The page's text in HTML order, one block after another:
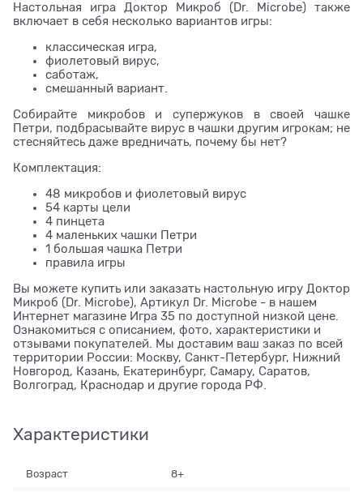
Настольная игра Доктор Микроб (Dr. Microbe) также
включает в себя несколько вариантов игры:
классическая игра,
фиолетовый вирус,
саботаж,
смешанный вариант.
Собирайте микробов и супержуков в своей чашке
Петри, подбрасывайте вирус в чашки другим игрокам; не
стесняйтесь даже вредничать, почему бы нет?
Комплектация:
48 микробов и фиолетовый вирус
54 карты цели
4 пинцета
4 маленьких чашки Петри
1 большая чашка Петри
правила игры
Вы можете купить или заказать настольную игру Доктор
Микроб (Dr. Microbe), Артикул Dr. Microbe - в нашем
Интернет магазине Игра 35 по доступной низкой цене.
Ознакомиться с описанием, фото, характеристики и
отзывами покупателей. Мы доставим ваш заказ по всей
территории России: Москву, Санкт-Петербург, Нижний
Новгород, Казань, Екатеринбург, Самару, Саратов,
Волгоград, Краснодар и другие города РФ.
Характеристики
Возраст 8+